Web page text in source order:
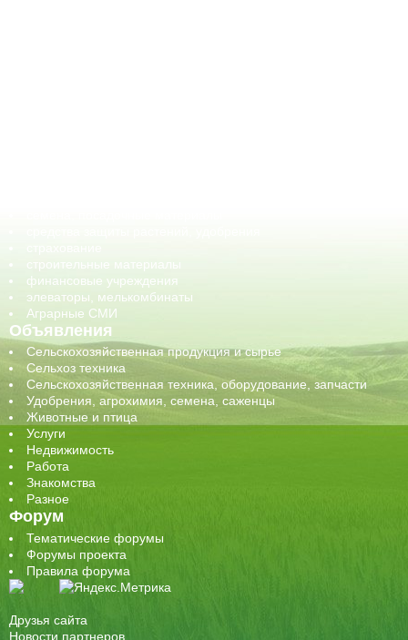
строительные материалы
финансовые учреждения
элеваторы, мелькомбинаты
Аграрные СМИ
Объявления
Сельскохозяйственная продукция и сырье
Сельхоз техника
Сельскохозяйственная техника, оборудование, запчасти
Удобрения, агрохимия, семена, саженцы
Животные и птица
Услуги
Недвижимость
Работа
Знакомства
Разное
Форум
Тематические форумы
Форумы проекта
Правила форума
Друзья сайта
Новости партнеров